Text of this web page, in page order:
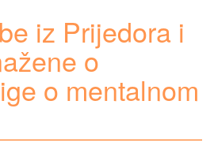
iz Prijedora i
o
o mentalnom